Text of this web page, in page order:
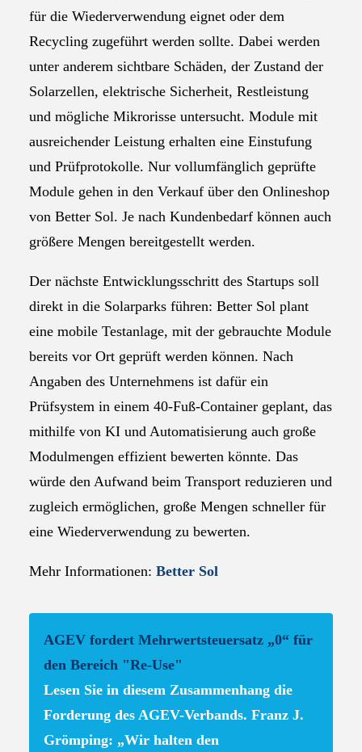
für die Wiederverwendung eignet oder dem
Recycling zugeführt werden sollte. Dabei werden
unter anderem sichtbare Schäden, der Zustand der
Solarzellen, elektrische Sicherheit, Restleistung
und mögliche Mikrorisse untersucht. Module mit
ausreichender Leistung erhalten eine Einstufung
und Prüfprotokolle. Nur vollumfänglich geprüfte
Module gehen in den Verkauf über den Onlineshop
von Better Sol. Je nach Kundenbedarf können auch
größere Mengen bereitgestellt werden.
Der nächste Entwicklungsschritt des Startups soll
direkt in die Solarparks führen: Better Sol plant
eine mobile Testanlage, mit der gebrauchte Module
bereits vor Ort geprüft werden können. Nach
Angaben des Unternehmens ist dafür ein
Prüfsystem in einem 40-Fuß-Container geplant, das
mithilfe von KI und Automatisierung auch große
Modulmengen effizient bewerten könnte. Das
würde den Aufwand beim Transport reduzieren und
zugleich ermöglichen, große Mengen schneller für
eine Wiederverwendung zu bewerten.
Mehr Informationen: Better Sol
AGEV fordert Mehrwertsteuersatz „0“ für
den Bereich "Re-Use"
Lesen Sie in diesem Zusammenhang die
Forderung des AGEV-Verbands. Franz J.
Grömping: „Wir halten den